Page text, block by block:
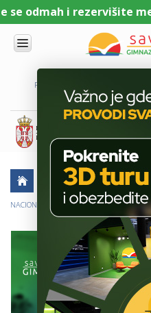
odmah i rezervišite
PORTAL ZA UČENIKE
NAMA
KOMBINOVANI
PROGRAM
NACIONALNI
PROGRAM
PROGRAM
SAVREMENO
OBRAZOVANJE
ERASMUS+
OSNOVNA
AKTUELNO ŠKOLSKE PRIČE
NACIONALNA KONFERENCIJA PROJEKTA